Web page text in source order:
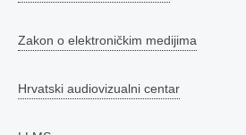
Zakon o elektroničkim medijima
Hrvatski audiovizualni centar